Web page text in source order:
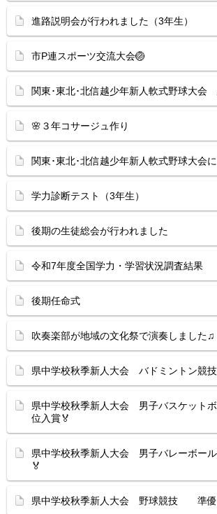
進路説明会が行われました（3年生）
市P連スポーツ交流大会🏐
関東･東北･北信越少年新人軟式野球大会
🌸３年コサージュ作り
関東･東北･北信越少年新人軟式野球大会
学力診断テスト（3年生）
後期の生徒総会が行われました
令和7年度全国学力・学習状況調査結果
後期任命式
吹奏楽部が地域の文化祭で演奏しました♫
県中学校秋季新人大会 バドミントン競技
県中学校秋季新人大会 男子バスケッ
位入賞🏅
県中学校秋季新人大会 男子バレーボー
🏅
県中学校秋季新人大会 野球競技 準優